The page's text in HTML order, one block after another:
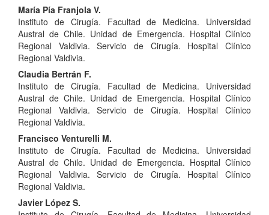
María Pía Franjola V.
Instituto de Cirugía. Facultad de Medicina. Universidad
Austral de Chile. Unidad de Emergencia. Hospital Clínico
Regional Valdivia. Servicio de Cirugía. Hospital Clínico
Regional Valdivia.
Claudia Bertrán F.
Instituto de Cirugía. Facultad de Medicina. Universidad
Austral de Chile. Unidad de Emergencia. Hospital Clínico
Regional Valdivia. Servicio de Cirugía. Hospital Clínico
Regional Valdivia.
Francisco Venturelli M.
Instituto de Cirugía. Facultad de Medicina. Universidad
Austral de Chile. Unidad de Emergencia. Hospital Clínico
Regional Valdivia. Servicio de Cirugía. Hospital Clínico
Regional Valdivia.
Javier López S.